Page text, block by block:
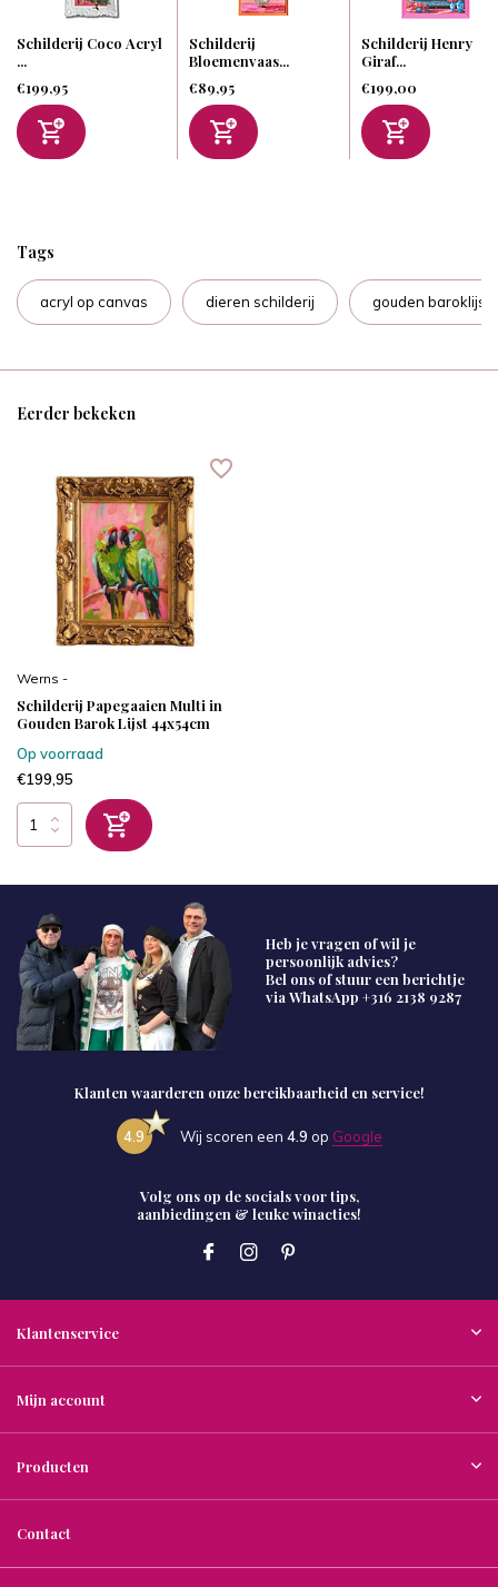
Schilderij Coco Acryl
...
€199,95
Schilderij
Bloemenvaas...
€89,95
Schilderij Henry
Giraf...
€199,00
Tags
acryl op canvas dieren schilderij gouden baroklijst
Eerder bekeken
Werns -
Schilderij Papegaaien Multi in
Gouden Barok Lijst 44x54cm
Op voorraad
€199,95
Heb je vragen of wil je
persoonlijk advies?
Bel ons of stuur een berichtje
via WhatsApp +316 2138 9287
Klanten waarderen onze bereikbaarheid en service!
4.9 Wij scoren een 4.9 op Google
Volg ons op de socials voor tips,
aanbiedingen & leuke winacties!
Klantenservice
Mijn account
Producten
Contact